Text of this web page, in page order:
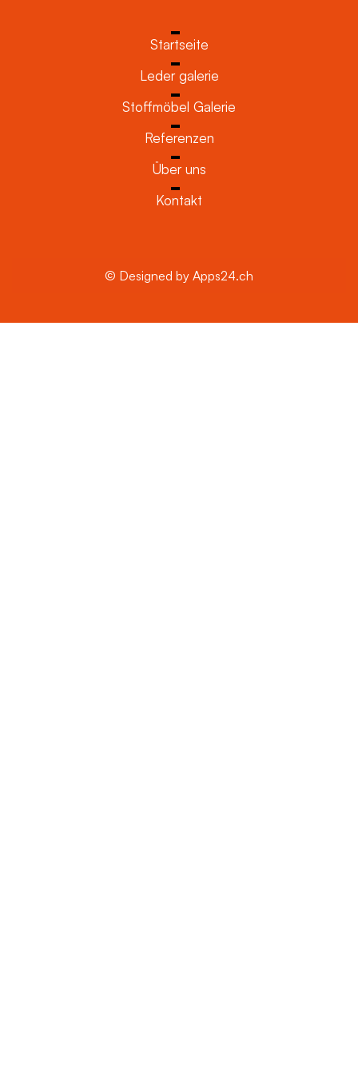
Startseite
Leder galerie
Stoffmöbel Galerie
Referenzen
Über uns
Kontakt
© Designed by Apps24.ch